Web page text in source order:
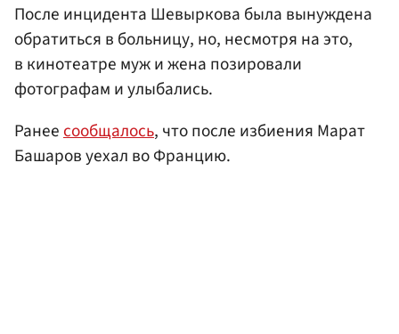
После инцидента Шевыркова была вынуждена
обратиться в больницу, но, несмотря на это,
в кинотеатре муж и жена позировали
фотографам и улыбались.
Ранеесообщалось, что после избиения Марат
Башаров уехал во Францию.